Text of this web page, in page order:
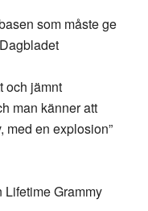
som måste ge
och jämnt
man känner att
med en explosion”
Lifetime Grammy